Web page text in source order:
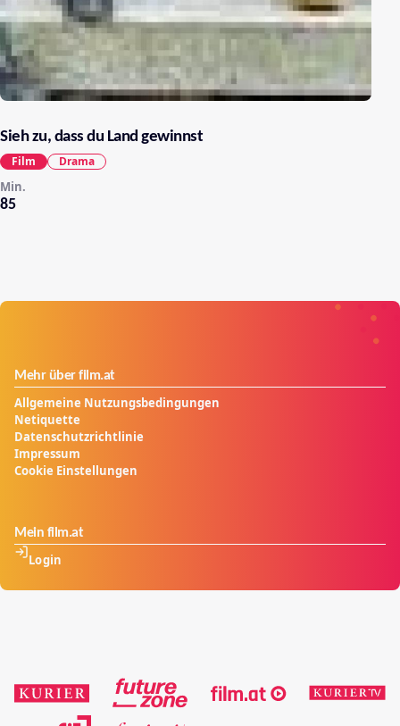
Sieh zu, dass du Land gewinnst
85
Min.
Film Drama
Mehr über film.at
Allgemeine Nutzungsbedingungen
Netiquette
Datenschutzrichtlinie
Impressum
Cookie Einstellungen
Mein film.at
Login